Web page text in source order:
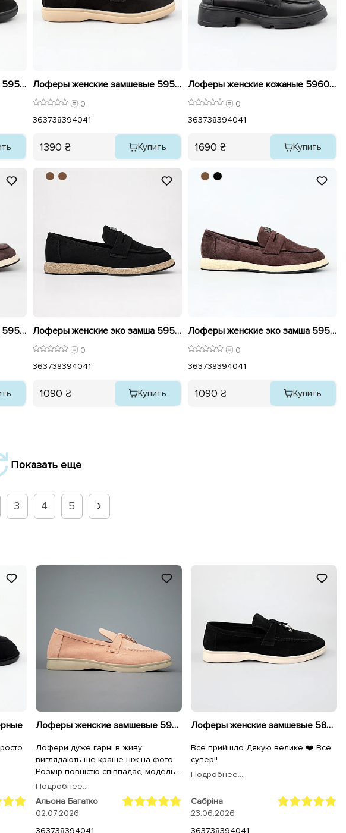
Лоферы женские замшевые 595990 Черные Лоферы женские замшевые 595992 Черные
0
363738394041
1390 ₴ Купить
Лоферы женские кожаные 596022 Черные
0
363738394041
1690 ₴ Купить
Лоферы женские эко замша 595931 Коричневый Лоферы женские эко замша 595929 Черные
0
363738394041
1090 ₴ Купить
Лоферы женские эко замша 595932 Коричневый
0
363738394041
1090 ₴ Купить
Показать еще
3 4 5
Лоферы женские замшевые 594028 Пудровые
Лофери дуже гарні в живу
виглядають ще краще ніж на фото.
Розмір повністю співпадає, модель
на вузьку ногу, колір трохи світліший
але це робить їх більш елегантними,
замш дуже мʼякий. Легенькі, мʼякі та
зручні.
Подробнее...
Альона Багатко
02.07.2026
Лоферы женские замшевые 585379 Черные
Все прийшло Дякую велике ❤️ Все
супер!!
Подробнее...
Сабріна
23.06.2026